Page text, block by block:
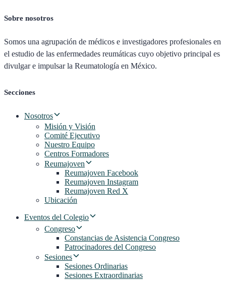
Sobre nosotros
Somos una agrupación de médicos e investigadores profesionales en
el estudio de las enfermedades reumáticas cuyo objetivo principal es
divulgar e impulsar la Reumatología en México.
Secciones
Nosotros
Misión y Visión
Comité Ejecutivo
Nuestro Equipo
Centros Formadores
Reumajoven
Reumajoven Facebook
Reumajoven Instagram
Reumajoven Red X
Ubicación
Eventos del Colegio
Congreso
Constancias de Asistencia Congreso
Patrocinadores del Congreso
Sesiones
Sesiones Ordinarias
Sesiones Extraordinarias